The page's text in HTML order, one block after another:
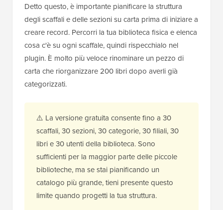
Detto questo, è importante pianificare la struttura
degli scaffali e delle sezioni su carta prima di iniziare a
creare record. Percorri la tua biblioteca fisica e elenca
cosa c'è su ogni scaffale, quindi rispecchialo nel
plugin. È molto più veloce rinominare un pezzo di
carta che riorganizzare 200 libri dopo averli già
categorizzati.
⚠️ La versione gratuita consente fino a 30
scaffali, 30 sezioni, 30 categorie, 30 filiali, 30
libri e 30 utenti della biblioteca. Sono
sufficienti per la maggior parte delle piccole
biblioteche, ma se stai pianificando un
catalogo più grande, tieni presente questo
limite quando progetti la tua struttura.